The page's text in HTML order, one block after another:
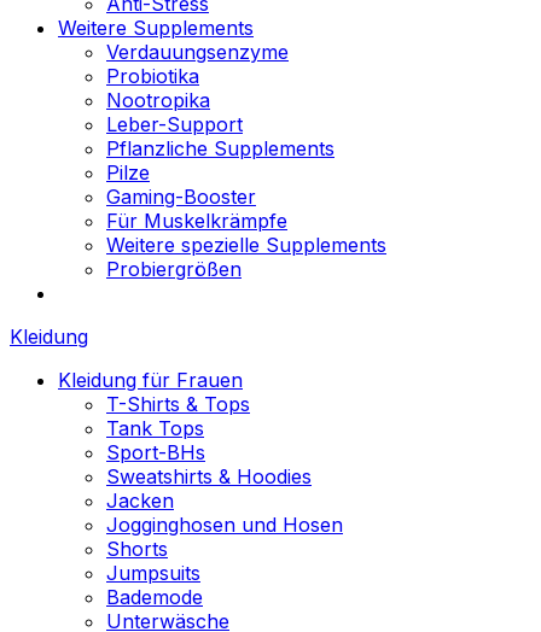
Weitere Supplements
Verdauungsenzyme
Probiotika
Nootropika
Leber-Support
Pflanzliche Supplements
Pilze
Gaming-Booster
Für Muskelkrämpfe
Weitere spezielle Supplements
Probiergrößen
Kleidung
Kleidung für Frauen
T-Shirts & Tops
Tank Tops
Sport-BHs
Sweatshirts & Hoodies
Jacken
Jogginghosen und Hosen
Shorts
Jumpsuits
Bademode
Unterwäsche